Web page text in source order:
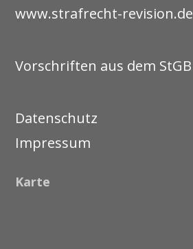
www.strafrecht-revision.de
Vorschriften aus dem StGB
Datenschutz
Impressum
Karte